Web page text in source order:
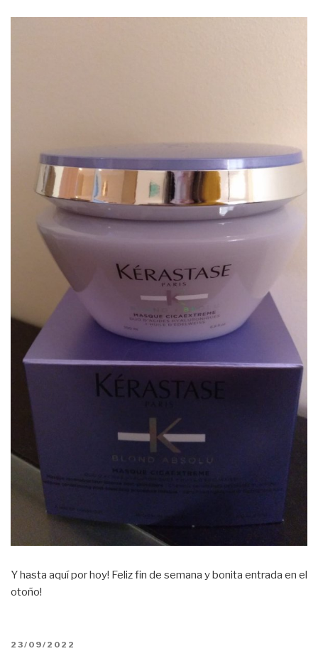
Y hasta aquí por hoy! Feliz fin de semana y bonita entrada en el
otoño!
PUBLICADO
23/09/2022